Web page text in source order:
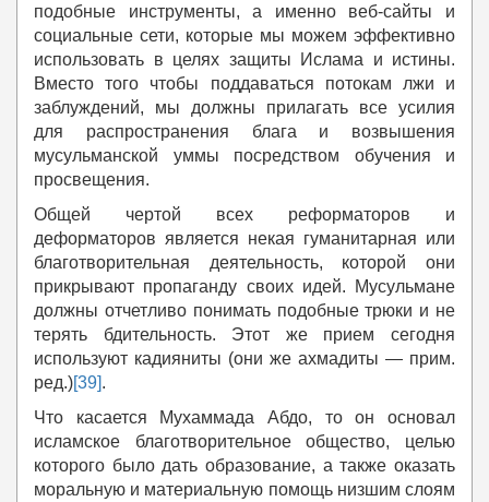
подобные инструменты, а именно веб-сайты и
социальные сети, которые мы можем эффективно
использовать в целях защиты Ислама и истины.
Вместо того чтобы поддаваться потокам лжи и
заблуждений, мы должны прилагать все усилия
для распространения блага и возвышения
мусульманской уммы посредством обучения и
просвещения.
Общей чертой всех реформаторов и
деформаторов является некая гуманитарная или
благотворительная деятельность, которой они
прикрывают пропаганду своих идей. Мусульмане
должны отчетливо понимать подобные трюки и не
терять бдительность. Этот же прием сегодня
используют кадияниты (они же ахмадиты — прим.
ред.)[39].
Что касается Мухаммада Абдо, то он основал
исламское благотворительное общество, целью
которого было дать образование, а также оказать
моральную и материальную помощь низшим слоям